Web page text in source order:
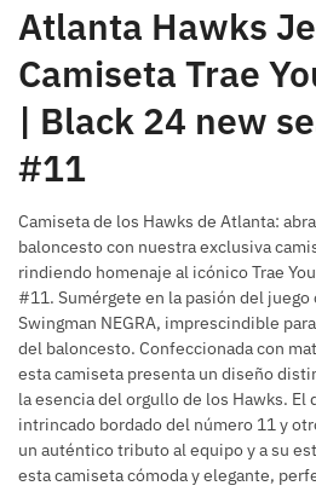
Atlanta Hawks
Camiseta Trae
| Black 24 new
#11
Camiseta de los Hawks de Atlanta:
baloncesto con nuestra exclusiva
rindiendo homenaje al icónico Trae
#11. Sumérgete en la pasión del juego
Swingman NEGRA, imprescindible
del baloncesto. Confeccionada con
esta camiseta presenta un diseño
la esencia del orgullo de los Hawks.
intrincado bordado del número 11 y
un auténtico tributo al equipo y a su
esta camiseta cómoda y elegante,